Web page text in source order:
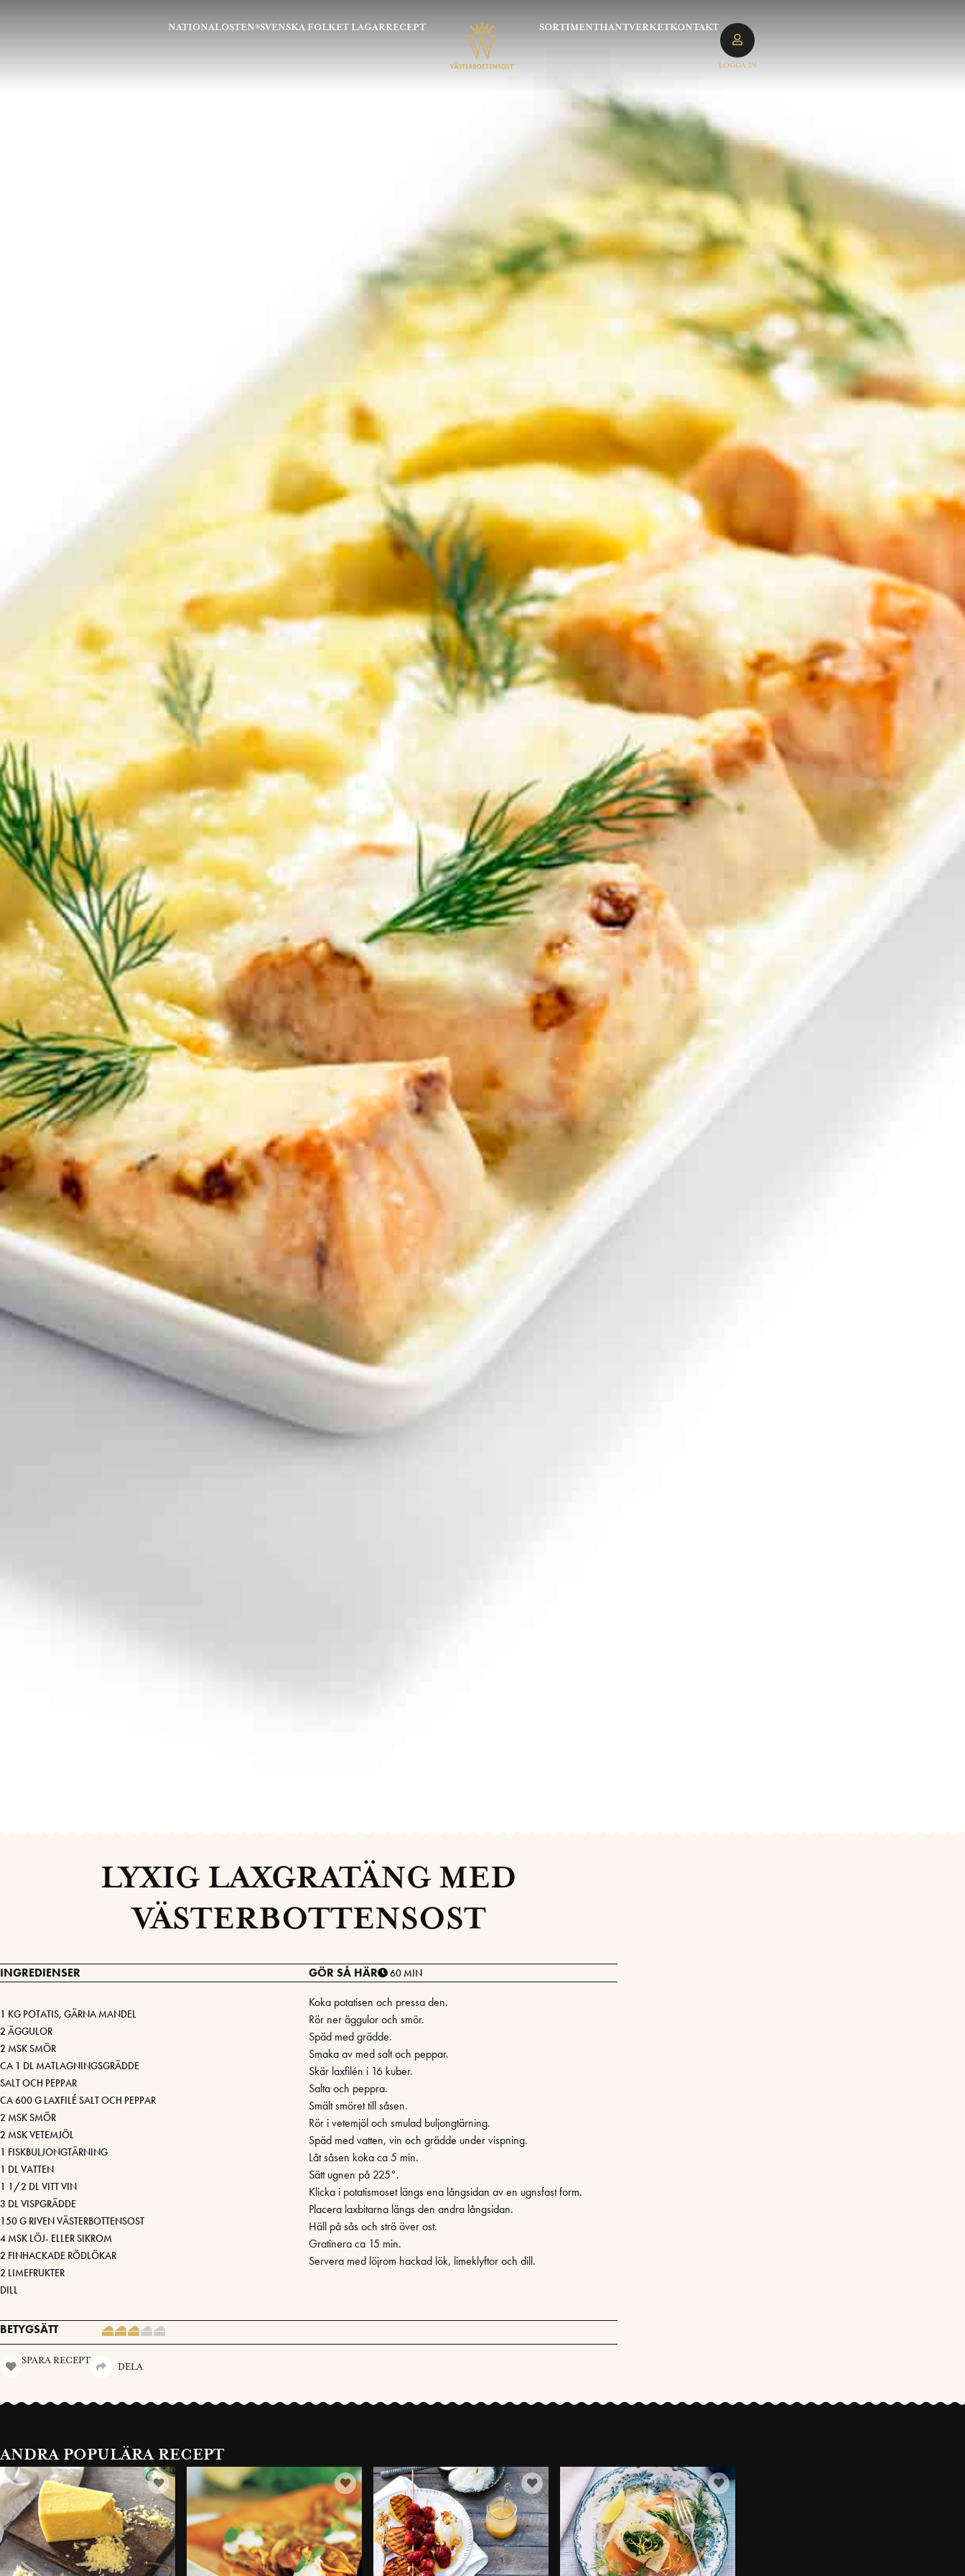
RECEPT
SVENSKA FOLKET LAGAR
NATIONALOSTEN® SORTIMENTHANTVERKETKONTAKT
LOGGA IN
LYXIG LAXGRATÄNG MED
VÄSTERBOTTENSOST
INGREDIENSER
1 KG POTATIS, GÄRNA MANDEL
2 ÄGGULOR
2 MSK SMÖR
CA 1 DL MATLAGNINGSGRÄDDE
SALT OCH PEPPAR
CA 600 G LAXFILÉ SALT OCH PEPPAR
2 MSK SMÖR
2 MSK VETEMJÖL
1 FISKBULJONGTÄRNING
1 DL VATTEN
1 1/2 DL VITT VIN
3 DL VISPGRÄDDE
150 G RIVEN VÄSTERBOTTENSOST
4 MSK LÖJ- ELLER SIKROM
2 FINHACKADE RÖDLÖKAR
2 LIMEFRUKTER
DILL
GÖR SÅ HÄR 60 MIN
Koka potatisen och pressa den.
Rör ner äggulor och smör.
Späd med grädde.
Smaka av med salt och peppar.
Skär laxfilén i 16 kuber.
Salta och peppra.
Smält smöret till såsen.
Rör i vetemjöl och smulad buljongtärning.
Späd med vatten, vin och grädde under vispning.
Låt såsen koka ca 5 min.
Sätt ugnen på 225°.
Klicka i potatismoset längs ena långsidan av en ugnsfast form.
Placera laxbitarna längs den andra långsidan.
Häll på sås och strö över ost.
Gratinera ca 15 min.
Servera med löjrom hackad lök, limeklyftor och dill.
BETYGSÄTT
SPARA RECEPT
DELA
ANDRA POPULÄRA RECEPT